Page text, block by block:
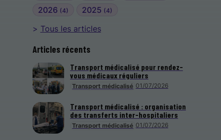
2026 (4) 2025 (4)
Tous les articles
Articles récents
Transport médicalisé 01/07/2026
Transport médicalisé pour rendez-
vous médicaux réguliers
Transport médicalisé 01/07/2026
Transport médicalisé : organisation
des transferts inter-hospitaliers